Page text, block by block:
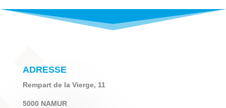
ADRESSE
Rempart de la Vierge, 11
5000 NAMUR